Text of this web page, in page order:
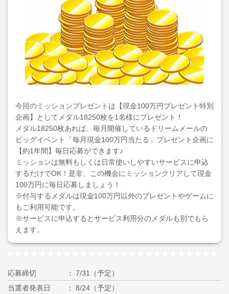
今回のミッションプレゼントは【現金100万円プレゼント特別
企画】としてメダル18250枚を1名様にプレゼント！
メダル18250枚あれば、毎月開催しているドリームメールの
ビッグイベント「毎月現金100万円当たる」プレゼント企画に
【約1年間】毎日応募ができます♪
ミッションは無料もしくは日常使いしやすいサービスに申込
するだけでOK！是非、この機会にミッションクリアして現金
100万円に毎日応募しましょう！
※付与するメダルは現金100万円以外のプレゼントやゲームに
もご利用可能です。
※サービスに申込するとサービス利用分のメダルも別でもら
えます。
応募締切
7/31（予定）
当選者発表日
8/24（予定）